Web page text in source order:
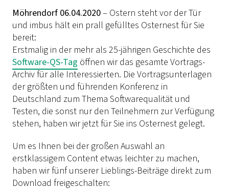
Möhrendorf 06.04.2020– Ostern steht vor der Tür
und imbus hält ein prall gefülltes Osternest für Sie
bereit:
Erstmalig in der mehr als 25-jährigen Geschichte des
Software-QS-Tag öffnen wir das gesamte Vortrags-
Archiv für alle Interessierten. Die Vortragsunterlagen
der größten und führenden Konferenz in
Deutschland zum Thema Softwarequalität und
Testen, die sonst nur den Teilnehmern zur Verfügung
stehen, haben wir jetzt für Sie ins Osternest gelegt.
Um es Ihnen bei der großen Auswahl an
erstklassigem Content etwas leichter zu machen,
haben wir fünf unserer Lieblings-Beiträge direkt zum
Download freigeschalten: